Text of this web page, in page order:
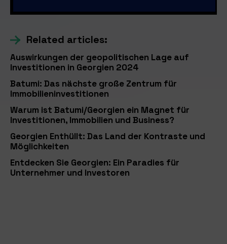
Related articles:
Auswirkungen der geopolitischen Lage auf
Investitionen in Georgien 2024
Batumi: Das nächste große Zentrum für
Immobilieninvestitionen
Warum ist Batumi/Georgien ein Magnet für
Investitionen, Immobilien und Business?
Georgien Enthüllt: Das Land der Kontraste und
Möglichkeiten
Entdecken Sie Georgien: Ein Paradies für
Unternehmer und Investoren